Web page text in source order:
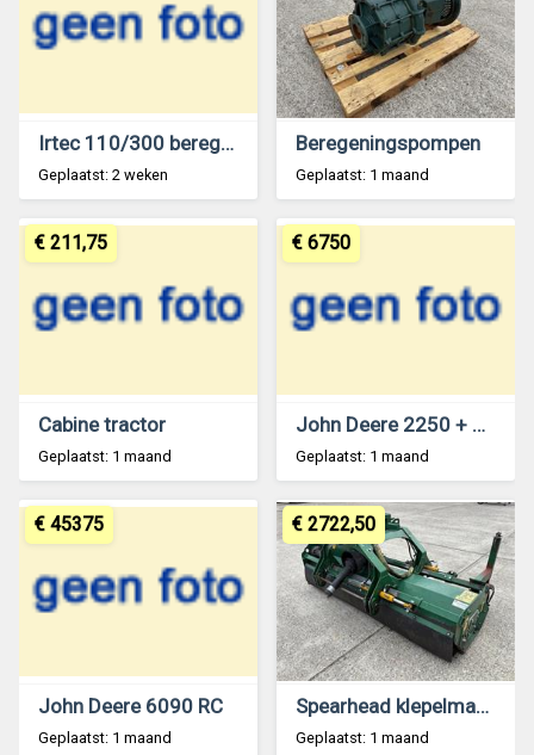
Irtec 110/300 beregeningshaspel
Geplaatst: 2 weken
Beregeningspompen
Geplaatst: 1 maand
Cabine tractor
Geplaatst: 1 maand
€ 211,75
John Deere 2250 + Hefmast
Geplaatst: 1 maand
€ 6750
John Deere 6090 RC
Geplaatst: 1 maand
€ 45375
Spearhead klepelmaaier 2.1 mtr
Geplaatst: 1 maand
€ 2722,50